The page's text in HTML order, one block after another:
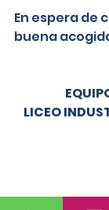
En espera de
buena
LICEO